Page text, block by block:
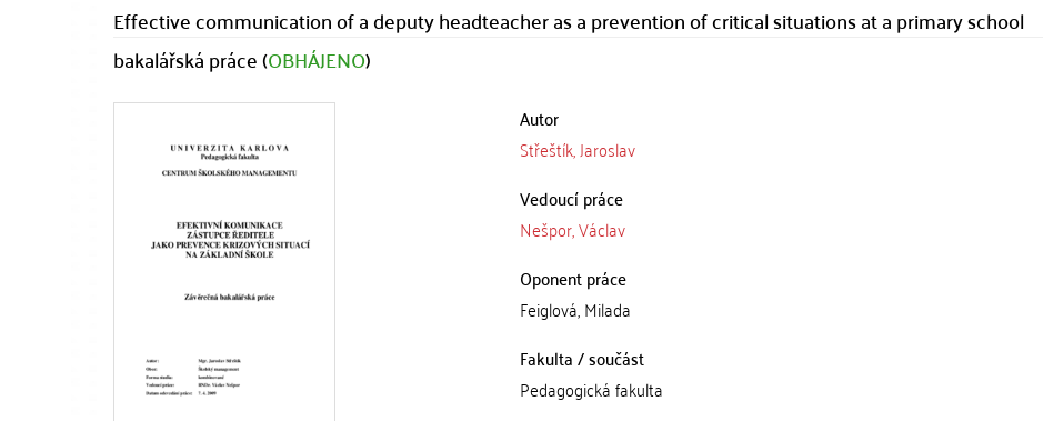
Effective communication of a deputy headteacher as a prevention of critical situations at a primary school
bakalářská práce (OBHÁJENO)
Autor
Střeštík, Jaroslav
Vedoucí práce
Nešpor, Václav
Oponent práce
Feiglová, Milada
Fakulta / součást
Pedagogická fakulta